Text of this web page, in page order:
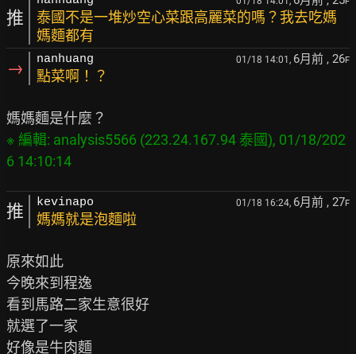
推
泰國不是一堆炒空心菜跟高麗菜的嗎？我去吃媽
媽麵都有
→ nanhuang 01/18 14:01, 6月前 , 26F
點菜啊！？
※ 編輯: analysis5566 (223.24.167.94 泰國), 01/18/202
推 kevinapo 01/18 16:24, 6月前 , 27F
媽媽就是泡麵啦
原來如此
今晚來到程逸
看到馬路二家生意很好
就選了一家